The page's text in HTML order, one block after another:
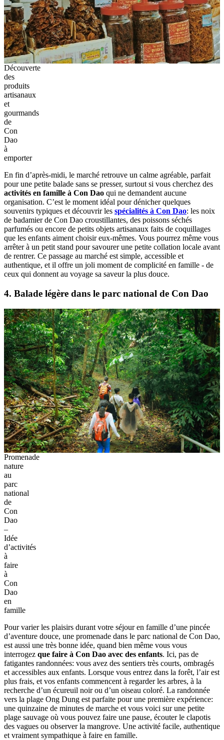
Découverte
des
produits
artisanaux
et
gourmands
de
Con
Dao
à
emporter
En fin d’après-midi, le marché retrouve un calme agréable, parfait
pour une petite balade sans se presser, surtout si vous cherchez des
activités en famille à Con Dao qui ne demandent aucune
organisation. C’est le moment idéal pour dénicher quelques
souvenirs typiques et découvrir les spécialités à Con Dao: les noix
de badamier de Con Dao croustillantes, des poissons séchés
parfumés ou encore de petits objets artisanaux faits de coquillages
que les enfants aiment choisir eux-mêmes. Vous pourrez même vous
arrêter à un petit stand pour savourer une petite collation locale avant
de rentrer. Ce passage au marché est simple, accessible et
authentique, et il offre un joli moment de complicité en famille - de
ceux qui donnent au voyage sa saveur la plus douce.
4. Balade légère dans le parc national de Con Dao
Promenade
nature
au
parc
national
de
Con
Dao
–
Idée
d’activités
à
faire
à
Con
Dao
en
famille
Pour varier les plaisirs durant votre séjour en famille d’une pincée
d’aventure douce, une promenade dans le parc national de Con Dao,
est aussi une très bonne idée, quand bien même vous vous
interrogez que faire à Con Dao avec des enfants. Ici, pas de
fatigantes randonnées: vous avez des sentiers très courts, ombragés
et accessibles aux enfants. Lorsque vous entrez dans la forêt, l’air est
plus frais, et vos enfants commencent à regarder les arbres, à la
recherche d’un écureuil noir ou d’un oiseau coloré. La randonnée
vers la plage Ong Dung est parfaite pour une première expérience:
une quinzaine de minutes de marche et vous voici sur une petite
plage sauvage où vous pouvez faire une pause, écouter le clapotis
des vagues ou observer la mangrove. Une activité facile, authentique
et vraiment sympathique à faire en famille.